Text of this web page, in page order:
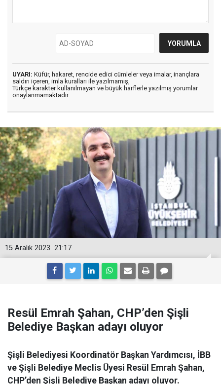
UYARI: Küfür, hakaret, rencide edici cümleler veya imalar, inançlara
saldırı içeren, imla kuralları ile yazılmamış,
Türkçe karakter kullanılmayan ve büyük harflerle yazılmış yorumlar
onaylanmamaktadır.
21:17
15 Aralık 2023
Resül Emrah Şahan, CHP’den Şişli
Belediye Başkan adayı oluyor
Şişli Belediyesi Koordinatör Başkan Yardımcısı, İBB
ve Şişli Belediye Meclis Üyesi Resül Emrah Şahan,
CHP’den Şişli Belediye Başkan adayı oluyor.